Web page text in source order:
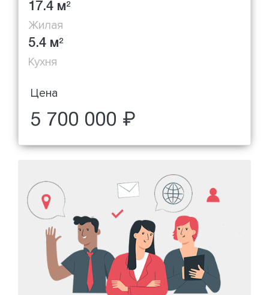
17.4 м2
Жилая
5.4 м2
Кухня
Цена
5 700 000 ₽